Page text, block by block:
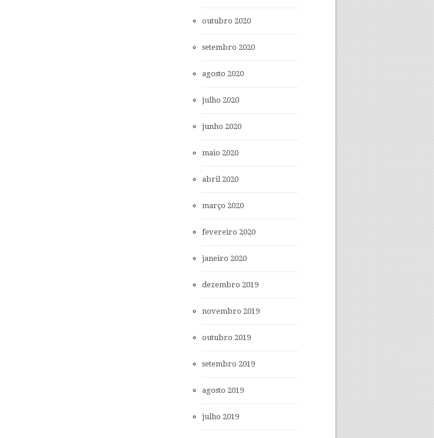
outubro 2020
setembro 2020
agosto 2020
julho 2020
junho 2020
maio 2020
abril 2020
março 2020
fevereiro 2020
janeiro 2020
dezembro 2019
novembro 2019
outubro 2019
setembro 2019
agosto 2019
julho 2019